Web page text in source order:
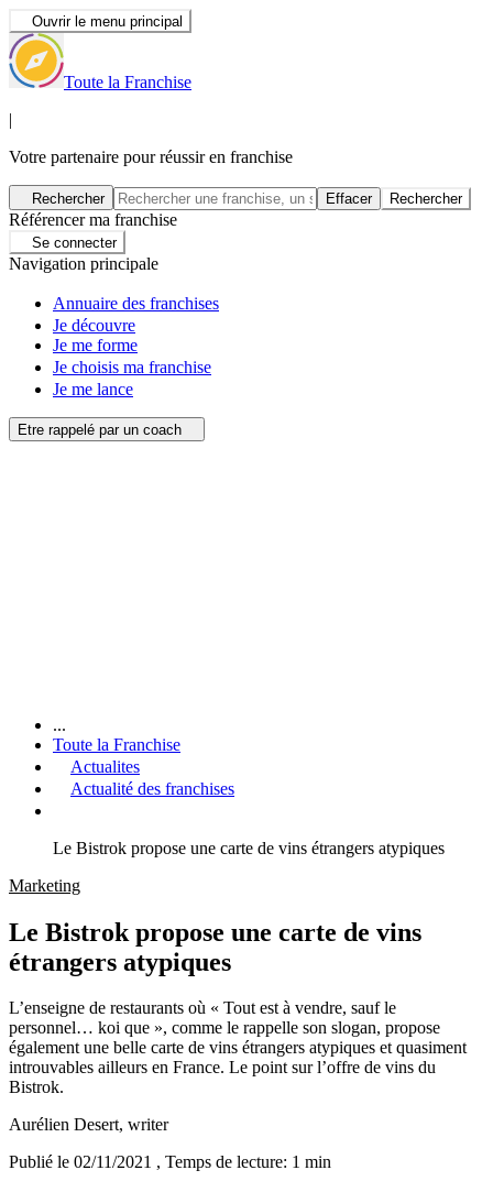
Ouvrir le menu principal
Toute la Franchise
|
Votre partenaire pour réussir en franchise
Rechercher Effacer Rechercher
Référencer ma franchise
Se connecter
Navigation principale
Annuaire des franchises
Je découvre
Je me forme
Je choisis ma franchise
Je me lance
Etre rappelé par un coach
...
Toute la Franchise
Actualites
Actualité des franchises
Le Bistrok propose une carte de vins étrangers atypiques
Marketing
Le Bistrok propose une carte de vins
étrangers atypiques
L’enseigne de restaurants où « Tout est à vendre, sauf le
personnel… koi que », comme le rappelle son slogan, propose
également une belle carte de vins étrangers atypiques et quasiment
introuvables ailleurs en France. Le point sur l’offre de vins du
Bistrok.
Aurélien Desert, writer
Publié le 02/11/2021 , Temps de lecture: 1 min